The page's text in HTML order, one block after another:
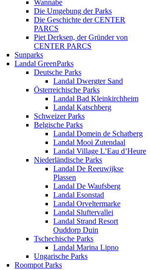
Wannabe
Die Umgebung der Parks
Die Geschichte der CENTER
PARCS
Piet Derksen, der Gründer von
CENTER PARCS
Sunparks
Landal GreenParks
Deutsche Parks
Landal Dwergter Sand
Österreichische Parks
Landal Bad Kleinkirchheim
Landal Katschberg
Schweizer Parks
Belgische Parks
Landal Domein de Schatberg
Landal Mooi Zutendaal
Landal Village L’Eau d’Heure
Niederländische Parks
Landal De Reeuwijkse
Plassen
Landal De Waufsberg
Landal Esonstad
Landal Orveltermarke
Landal Sluftervallei
Landal Strand Resort
Ouddorp Duin
Tschechische Parks
Landal Marina Lipno
Ungarische Parks
Roompot Parks